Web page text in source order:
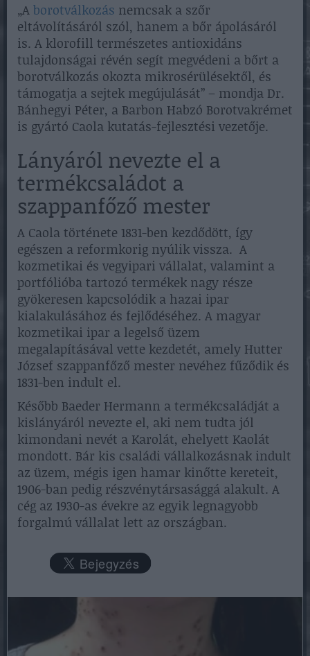
„Aborotválkozás nemcsak a szőr
eltávolításáról szól, hanem a bőr ápolásáról
is. A klorofill természetes antioxidáns
tulajdonságai révén segít megvédeni a bőrt a
borotválkozás okozta mikrosérülésektől, és
támogatja a sejtek megújulását” – mondja Dr.
Bánhegyi Péter, a Barbon Habzó Borotvakrémet
is gyártó Caola kutatás-fejlesztési vezetője.
Lányáról nevezte el a
termékcsaládot a
szappanfőző mester
A Caola története 1831-ben kezdődött, így
egészen a reformkorig nyúlik vissza. A
kozmetikai és vegyipari vállalat, valamint a
portfólióba tartozó termékek nagy része
gyökeresen kapcsolódik a hazai ipar
kialakulásához és fejlődéséhez. A magyar
kozmetikai ipar a legelső üzem
megalapításával vette kezdetét, amely Hutter
József szappanfőző mester nevéhez fűződik és
1831-ben indult el.
Később Baeder Hermann a termékcsaládját a
kislányáról nevezte el, aki nem tudta jól
kimondani nevét a Karolát, ehelyett Kaolát
mondott. Bár kis családi vállalkozásnak indult
az üzem, mégis igen hamar kinőtte kereteit,
1906-ban pedig részvénytársasággá alakult. A
cég az 1930-as évekre az egyik legnagyobb
forgalmú vállalat lett az országban.